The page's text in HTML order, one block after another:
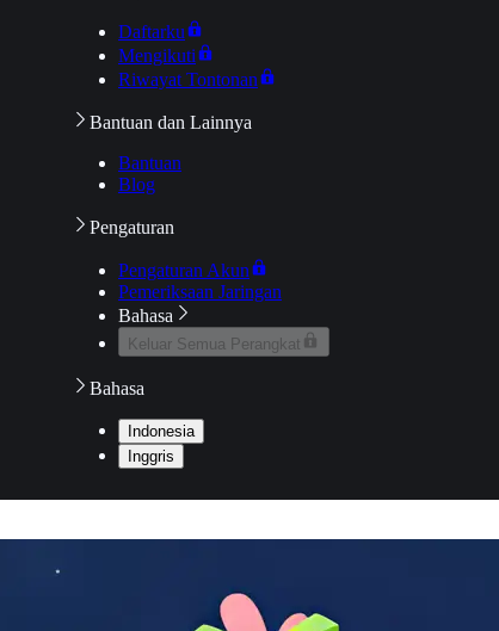
Daftarku
Mengikuti
Riwayat Tontonan
Bantuan dan Lainnya
Bantuan
Blog
Pengaturan
Pengaturan Akun
Pemeriksaan Jaringan
Bahasa
Keluar Semua Perangkat
Bahasa
Indonesia
Inggris